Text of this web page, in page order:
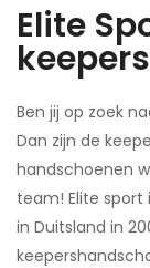
Elite
Ben jij op zoek
Dan zijn de
handschoenen
team! Elite
in Duitsland in